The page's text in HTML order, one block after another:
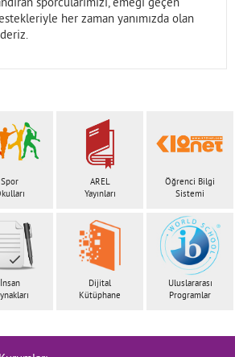
sporcularımızı, emeği geçen
her zaman yanımızda olan
Spor
AREL
Yayınları
Öğrenci Bilgi
Sistemi
İnsan
Dijital
Kütüphane
Uluslararası
Programlar